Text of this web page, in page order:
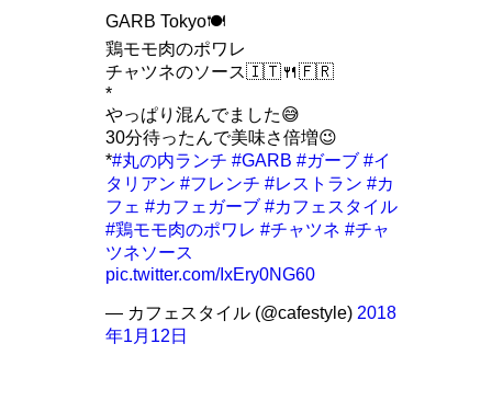
GARB Tokyo🍽
鶏モモ肉のポワレ
チャツネのソース🇮🇹🍴🇫🇷
*
やっぱり混んでました😅
30分待ったんで美味さ倍増😉
*#丸の内ランチ #GARB #ガーブ #イ
タリアン #フレンチ #レストラン #カ
フェ #カフェガーブ #カフェスタイル
#鶏モモ肉のポワレ #チャツネ #チャ
ツネソース
pic.twitter.com/IxEry0NG60
— カフェスタイル (@cafestyle) 2018
年1月12日